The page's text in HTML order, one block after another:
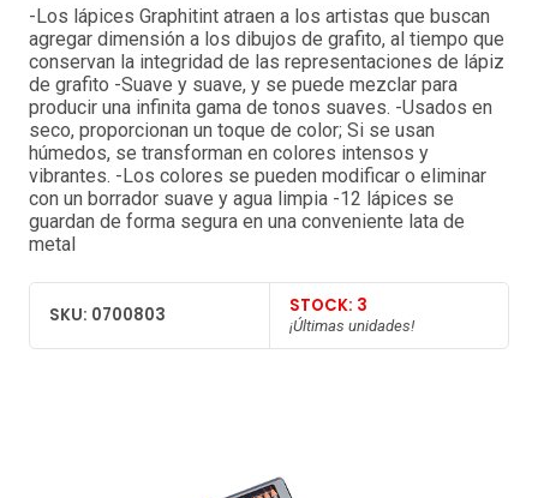
-Los lápices Graphitint atraen a los artistas que buscan
agregar dimensión a los dibujos de grafito, al tiempo que
conservan la integridad de las representaciones de lápiz
de grafito -Suave y suave, y se puede mezclar para
producir una infinita gama de tonos suaves. -Usados ​​en
seco, proporcionan un toque de color; Si se usan
húmedos, se transforman en colores intensos y
vibrantes. -Los colores se pueden modificar o eliminar
con un borrador suave y agua limpia -12 lápices se
guardan de forma segura en una conveniente lata de
metal
SKU: 0700803 STOCK: 3
¡Últimas unidades!